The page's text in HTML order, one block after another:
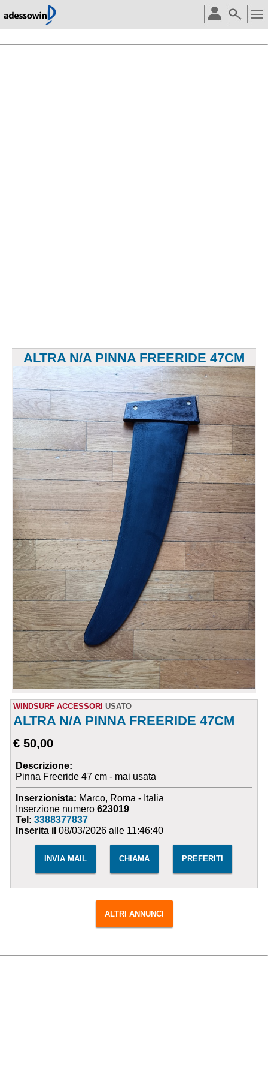
ALTRA N/A PINNA FREERIDE 47CM
WINDSURF ACCESSORI USATO
ALTRA N/A PINNA FREERIDE 47CM
€ 50,00
Descrizione:
Pinna Freeride 47 cm - mai usata
Inserzionista: Marco, Roma - Italia
Inserzione numero623019
Tel:3388377837
Inserita il 08/03/2026 alle 11:46:40
INVIA MAIL CHIAMA PREFERITI
ALTRI ANNUNCI